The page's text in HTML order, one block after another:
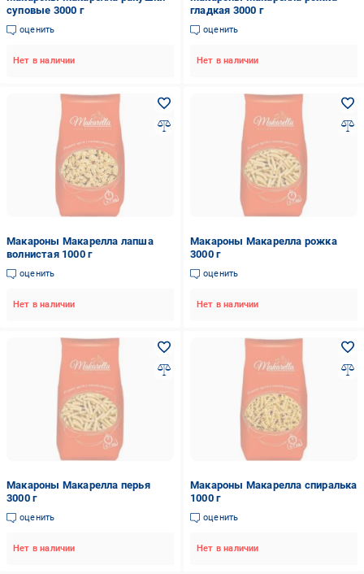
суповые 3000 г
оценить
Нет в наличии
гладкая 3000 г
оценить
Нет в наличии
Макароны Макарелла лапша
волнистая 1000 г
оценить
Нет в наличии
Макароны Макарелла рожка
3000 г
оценить
Нет в наличии
Макароны Макарелла перья
3000 г
оценить
Нет в наличии
Макароны Макарелла спиралька
1000 г
оценить
Нет в наличии